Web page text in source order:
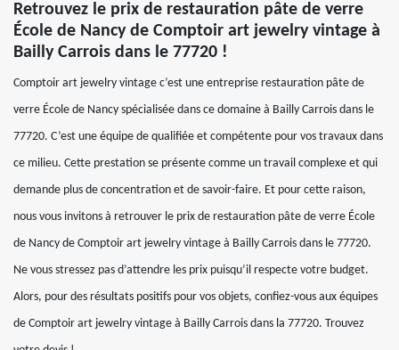
Retrouvez le prix de restauration pâte de verre
École de Nancy de Comptoir art jewelry vintage à
Bailly Carrois dans le 77720 !
Comptoir art jewelry vintage c’est une entreprise restauration pâte de
verre École de Nancy spécialisée dans ce domaine à Bailly Carrois dans le
77720. C’est une équipe de qualifiée et compétente pour vos travaux dans
ce milieu. Cette prestation se présente comme un travail complexe et qui
demande plus de concentration et de savoir-faire. Et pour cette raison,
nous vous invitons à retrouver le prix de restauration pâte de verre École
de Nancy de Comptoir art jewelry vintage à Bailly Carrois dans le 77720.
Ne vous stressez pas d’attendre les prix puisqu’il respecte votre budget.
Alors, pour des résultats positifs pour vos objets, confiez-vous aux équipes
de Comptoir art jewelry vintage à Bailly Carrois dans la 77720. Trouvez